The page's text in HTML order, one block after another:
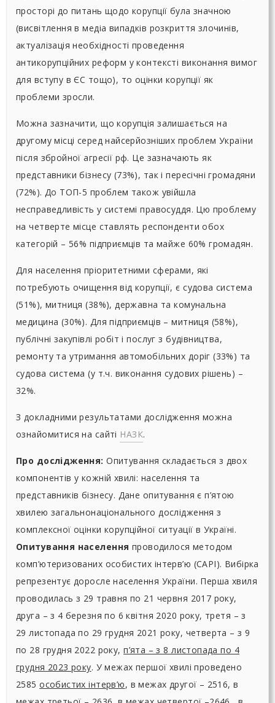
просторі до питань щодо корупції була значною
(висвітлення в медіа випадків розкриття злочинів,
актуалізація необхідності проведення
антикорупційних реформ у контексті виконання вимог
для вступу в ЄС тощо), то оцінки корупції як
проблеми зросли.
Можна зазначити, що корупція залишається на
другому місці серед найсерйозніших проблем України
після збройної агресії рф. Це зазначають як
представники бізнесу (73%), так і пересічні громадяни
(72%). До ТОП-5 проблем також увійшла
несправедливість у системі правосуддя. Цю проблему
на четверте місце ставлять респонденти обох
категорій – 56% підприємців та майже 60% громадян.
Для населення пріоритетними сферами, які
потребують очищення від корупції, є судова система
(51%), митниця (38%), державна та комунальна
медицина (30%). Для підприємців – митниця (58%),
публічні закупівлі робіт і послуг з будівництва,
ремонту та утримання автомобільних доріг (33%) та
судова система (у т.ч. виконання судових рішень) –
32%.
З докладними результатами дослідження можна
ознайомитися на сайті НАЗК.
Про дослідження: Опитування складається з двох
компонентів у кожній хвилі: населення та
представників бізнесу. Дане опитування є п’ятою
хвилею загальнонаціонального дослідження з
комплексної оцінки корупційної ситуації в Україні.
Опитування населення проводилося методом
комп’ютеризованих особистих інтерв’ю (CAPI). Вибірка
репрезентує доросле населення України. Перша хвиля
проводилась з 29 травня по 21 червня 2017 року,
друга – з 4 березня по 6 квітня 2020 року, третя – з
29 листопада по 29 грудня 2021 року, четверта – з 9
по 28 грудня 2022 року,п’ята – з 8 листопада по 4
грудня 2023 року. У межах першої хвилі проведено
2585особистих інтерв’ю, в межах другої – 2516, в